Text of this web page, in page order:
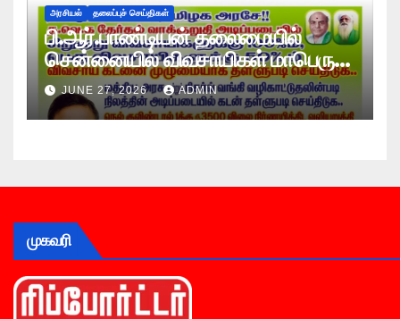
அரசியல் தலைப்புச் செய்திகள்
பி.ஆர்.பாண்டியன் தலைமையில்
சென்னையில் விவசாயிகள் மாபெரும்
உண்ணாவிரத போராட்டம் !
JUNE 27, 2026 ADMIN
முகவரி